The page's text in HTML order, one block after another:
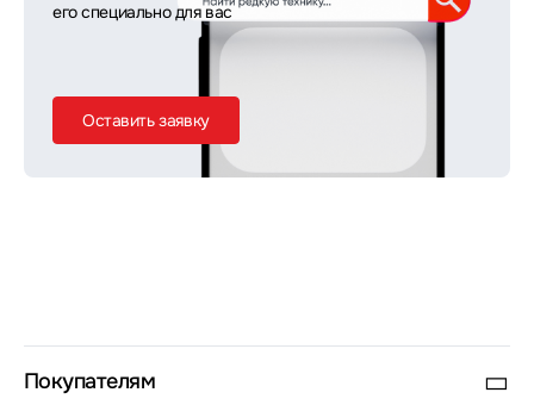
его специально для вас
Оставить заявку
Покупателям